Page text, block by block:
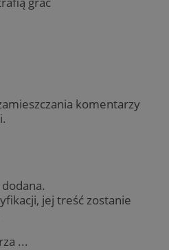
komentarzy
jej treść zostanie
...